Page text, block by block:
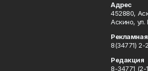
Адрес
452880,
Аскино, ул.
8(34771) 2-
Редакция
8-34771 (2-